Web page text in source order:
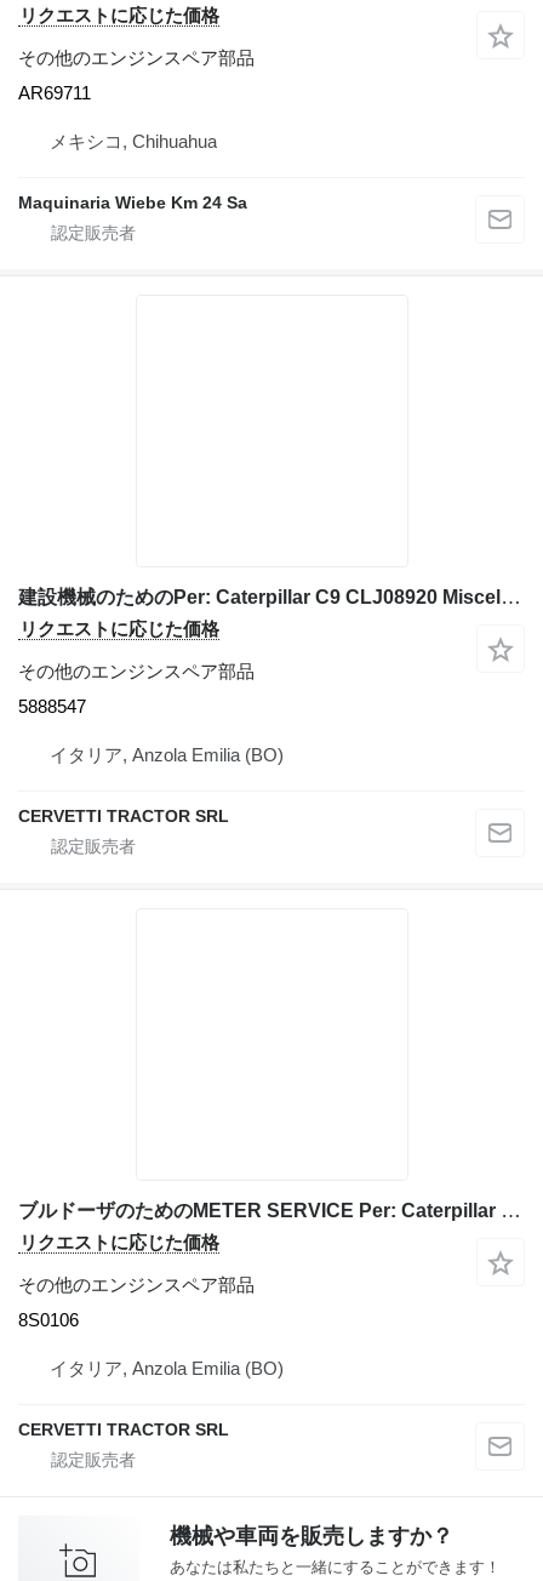
リクエストに応じた価格
その他のエンジンスペア部品
AR69711
メキシコ, Chihuahua
Maquinaria Wiebe Km 24 Sa
建設機械のためのPer: Caterpillar C9 CLJ08920 Miscell 5888547
リクエストに応じた価格
その他のエンジンスペア部品
5888547
イタリア, Anzola Emilia (BO)
CERVETTI TRACTOR SRL
ブルドーザのためのMETER SERVICE Per: Caterpillar D333 Miscellanea C 8S0106
リクエストに応じた価格
その他のエンジンスペア部品
8S0106
イタリア, Anzola Emilia (BO)
CERVETTI TRACTOR SRL
機械や車両を販売しますか？
あなたは私たちと一緒にすることができます！